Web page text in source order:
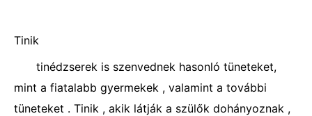
Tinik
tinédzserek is szenvednek hasonló tüneteket,
mint a fiatalabb gyermekek , valamint a további
tüneteket . Tinik , akik látják a szülők dohányoznak ,